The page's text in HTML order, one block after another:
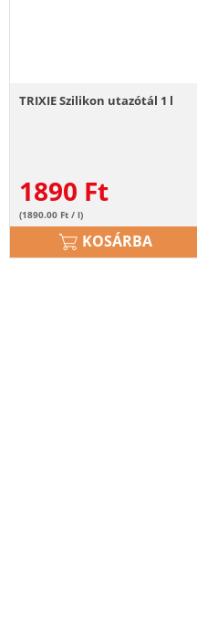
TRIXIE Szilikon utazótál 1 l
1890 Ft
(1890.00 Ft / l)
KOSÁRBA